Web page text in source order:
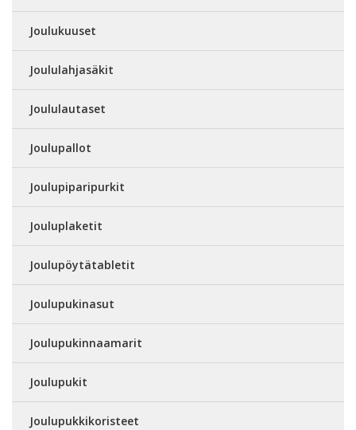
Joulukuuset
Joululahjasäkit
Joululautaset
Joulupallot
Joulupiparipurkit
Jouluplaketit
Joulupöytätabletit
Joulupukinasut
Joulupukinnaamarit
Joulupukit
Joulupukkikoristeet